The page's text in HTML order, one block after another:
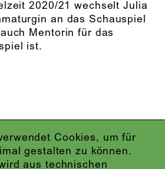
Cookies, um für
gestalten zu können.
aus technischen
2020/21 wechselt Julia
an das Schauspiel
Mentorin für das
ist.